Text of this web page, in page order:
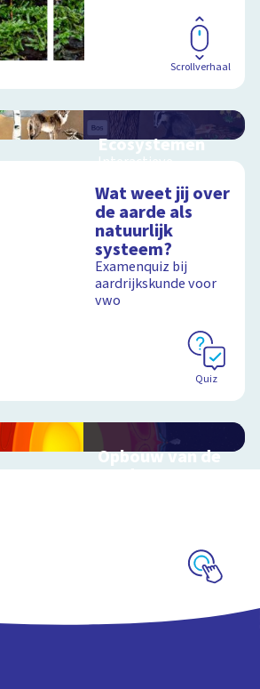
Scrollverhaal
Ecosystemen
Interactieve
Veluwe
Schoolplaat
Wat weet jij over
de aarde als
natuurlijk
systeem?
Examenquiz bij
aardrijkskunde voor
vwo
Quiz
Opbouw van de
aarde